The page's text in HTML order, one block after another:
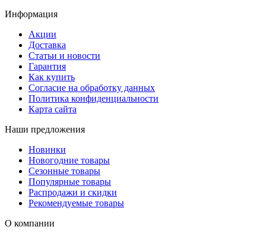
Информация
Акции
Доставка
Статьи и новости
Гарантия
Как купить
Согласие на обработку данных
Политика конфиденциальности
Карта сайта
Наши предложения
Новинки
Новогодние товары
Сезонные товары
Популярные товары
Распродажи и скидки
Рекомендуемые товары
О компании